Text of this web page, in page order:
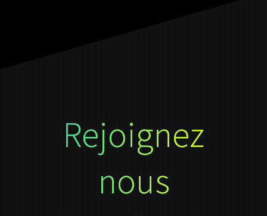
Rejoignez
nous